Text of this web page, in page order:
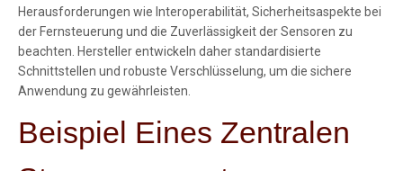
Herausforderungen wie Interoperabilität, Sicherheitsaspekte bei
der Fernsteuerung und die Zuverlässigkeit der Sensoren zu
beachten. Hersteller entwickeln daher standardisierte
Schnittstellen und robuste Verschlüsselung, um die sichere
Anwendung zu gewährleisten.
Beispiel Eines Zentralen